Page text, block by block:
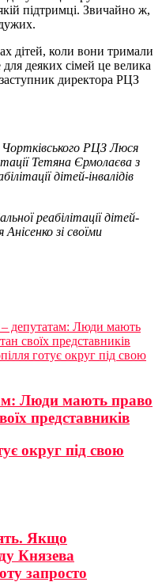
підтримці. Звичайно ж,
дітей, коли вони тримали
деяких сімей це велика
директора РЦЗ
РЦЗ Люся
Тетяна Єрмолаєва з
дітей-інвалідів
реабілітації дітей-
зі своїми
– депутатам: Люди мають
своїх представників
готує округ під свою
Люди мають право
представників
округ під свою
Якщо
Князева
запросто